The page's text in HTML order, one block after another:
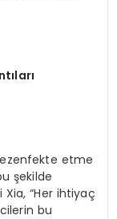
etme
şekilde
Xia, “Her ihtiyaç
bu